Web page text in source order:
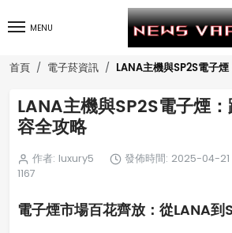
MENU
首頁 電子菸資訊 LANA主機與SP2S電子
LANA主機與SP2S電子煙
容全攻略
作者: luxury5 發佈時間: 2025-04-21
1167
電子煙市場百花齊放：從LANA到